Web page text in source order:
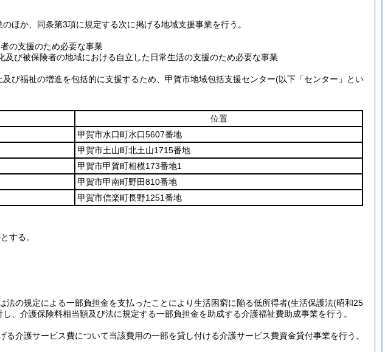
ほか、同条第3項に規定する次に掲げる地域支援事業を行う。
の支援のため必要な事業
び被保険者の地域における自立した日常生活の支援のため必要な事業
び福祉の増進を包括的に支援するため、甲賀市地域包括支援センター(以下「センター」とい
位置
甲賀市水口町水口5607番地
甲賀市土山町北土山1715番地
甲賀市甲賀町相模173番地1
甲賀市甲南町野田810番地
甲賀市信楽町長野1251番地
する。
の規定による一部負担金を支払ったことにより生活困窮に陥る低所得者(生活保護法(昭和25
し、介護保険料相当額及び法に規定する一部負担金を助成する介護福祉費助成事業を行う。
る介護サービス費について当該費用の一部を貸し付ける介護サービス費資金貸付事業を行う。